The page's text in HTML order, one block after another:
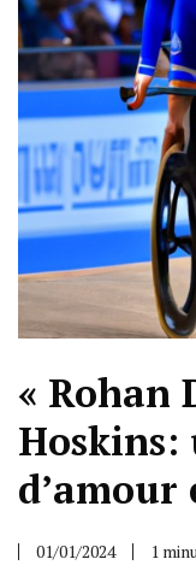
« Rohan
d’amour
01/01/2024 1